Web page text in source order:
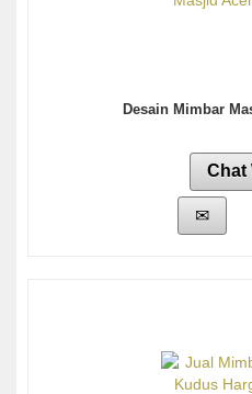
Desain Mimbar
Chat